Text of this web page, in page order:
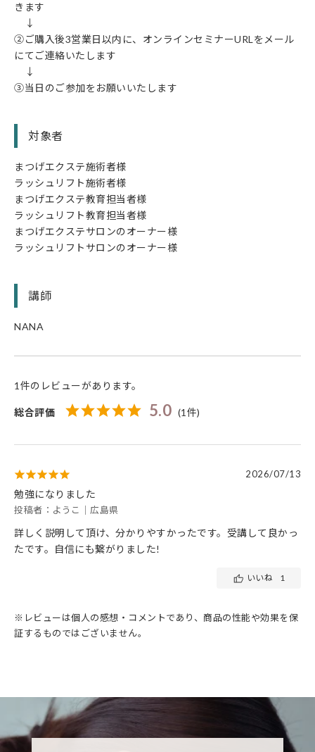
きます
↓
②ご購入後3営業日以内に、オンラインセミナーURLをメール
にてご連絡いたします
↓
③当日のご参加をお願いいたします
対象者
まつげエクステ施術者様
ラッシュリフト施術者様
まつげエクステ教育担当者様
ラッシュリフト教育担当者様
まつげエクステサロンのオーナー様
ラッシュリフトサロンのオーナー様
講師
NANA
1件のレビューがあります。
総合評価 5.0 (1件)
2026/07/13
勉強になりました
投稿者：ようこ｜広島県
詳しく説明して頂け、分かりやすかったです。受講して良かっ
たです。自信にも繋がりました!
いいね 1
※レビューは個人の感想・コメントであり、商品の性能や効果を保
証するものではございません。